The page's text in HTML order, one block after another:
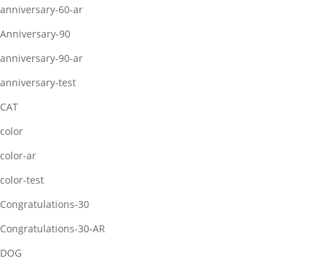
anniversary-60-ar
Anniversary-90
anniversary-90-ar
anniversary-test
CAT
color
color-ar
color-test
Congratulations-30
Congratulations-30-AR
DOG